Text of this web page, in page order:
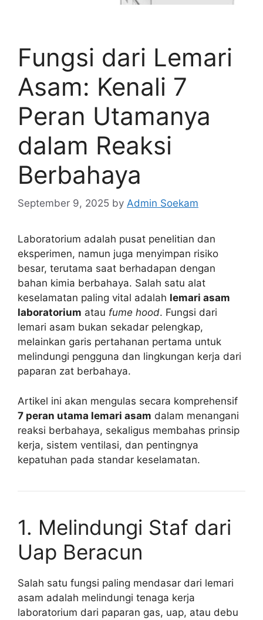
Fungsi dari Lemari
Asam: Kenali 7
Peran Utamanya
dalam Reaksi
Berbahaya
September 9, 2025 by Admin Soekam
Laboratorium adalah pusat penelitian dan
eksperimen, namun juga menyimpan risiko
besar, terutama saat berhadapan dengan
bahan kimia berbahaya. Salah satu alat
keselamatan paling vital adalah lemari asam
laboratorium atau fume hood. Fungsi dari
lemari asam bukan sekadar pelengkap,
melainkan garis pertahanan pertama untuk
melindungi pengguna dan lingkungan kerja dari
paparan zat berbahaya.
Artikel ini akan mengulas secara komprehensif
7 peran utama lemari asam dalam menangani
reaksi berbahaya, sekaligus membahas prinsip
kerja, sistem ventilasi, dan pentingnya
kepatuhan pada standar keselamatan.
1. Melindungi Staf dari
Uap Beracun
Salah satu fungsi paling mendasar dari lemari
asam adalah melindungi tenaga kerja
laboratorium dari paparan gas, uap, atau debu